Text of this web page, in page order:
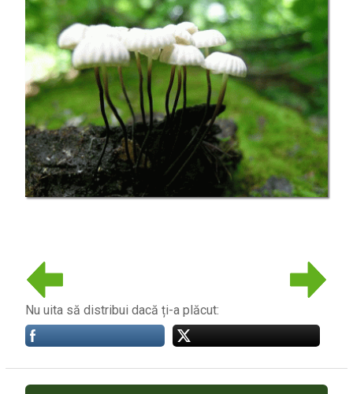
Nu uita să distribui dacă ți-a plăcut: